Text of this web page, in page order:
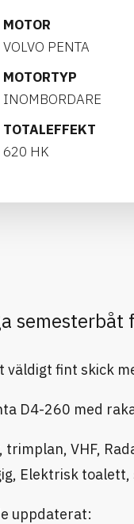
MOTOR
VOLVO PENTA
MOTORTYP
INOMBORDARE
TOTALEFFEKT
620 HK
semesterbåt
väldigt fint skick
D4-260 med
VHF,
Elektrisk toalett,
uppdaterat: